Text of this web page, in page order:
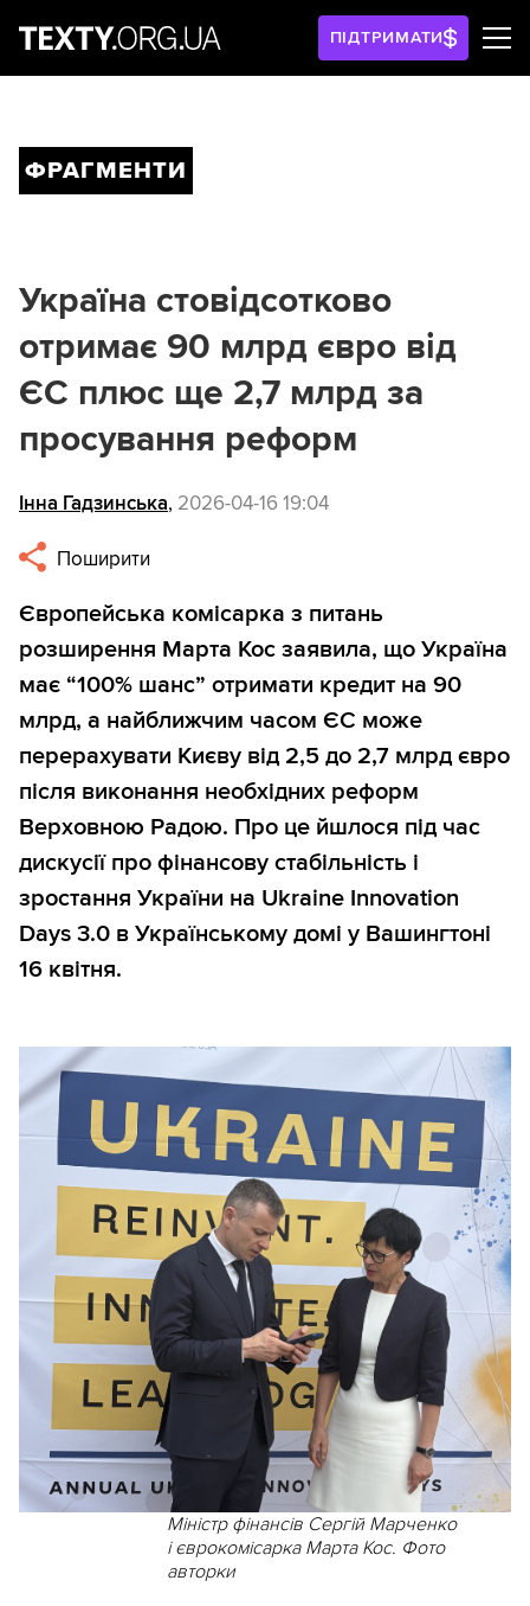
ПІДТРИМАТИ
ФРАГМЕНТИ
Україна стовідсотково
отримає 90 млрд євро від
ЄС плюс ще 2,7 млрд за
просування реформ
Інна Гадзинська, 2026-04-16 19:04
Поширити
Європейська комісарка з питань
розширення Марта Кос заявила, що Україна
має “100% шанс” отримати кредит на 90
млрд, а найближчим часом ЄС може
перерахувати Києву від 2,5 до 2,7 млрд євро
після виконання необхідних реформ
Верховною Радою. Про це йшлося під час
дискусії про фінансову стабільність і
зростання України на Ukraine Innovation
Days 3.0 в Українському домі у Вашингтоні
16 квітня.
Міністр фінансів Сергій Марченко
і єврокомісарка Марта Кос. Фото
авторки